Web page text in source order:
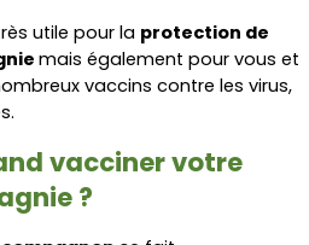
utile pour la protection de
mais également pour vous et
vaccins contre les virus,
vacciner votre
?